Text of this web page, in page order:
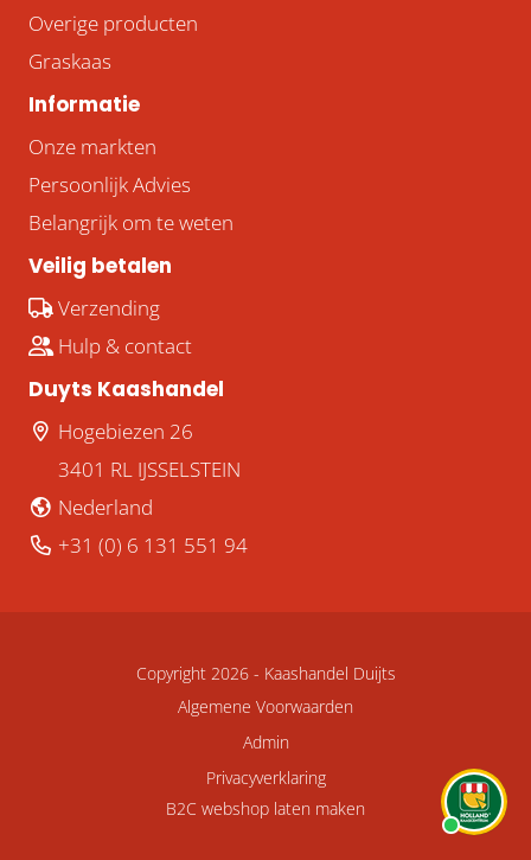
Overige producten
Graskaas
Informatie
Onze markten
Persoonlijk Advies
Belangrijk om te weten
Veilig betalen
Verzending
Hulp & contact
Duyts Kaashandel
Hogebiezen 26
3401 RL IJSSELSTEIN
Nederland
+31 (0) 6 131 551 94
Copyright 2026 - Kaashandel Duijts
Algemene Voorwaarden
Admin
Privacyverklaring
B2C webshop laten maken